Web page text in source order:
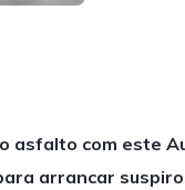
asfalto com este
arrancar